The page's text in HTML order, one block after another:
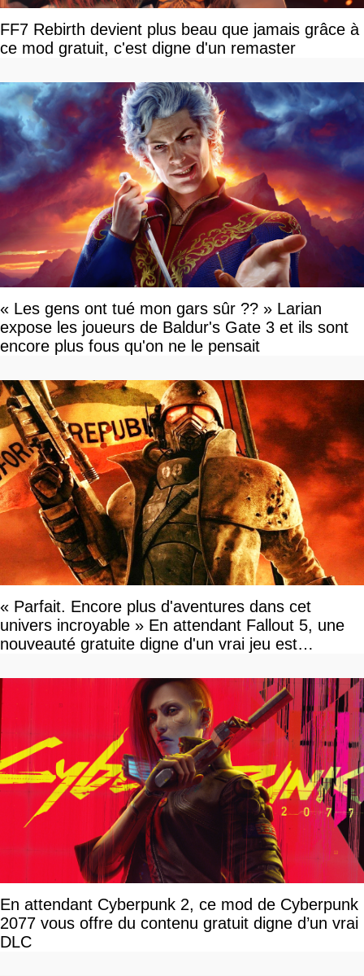
FF7 Rebirth devient plus beau que jamais grâce à
ce mod gratuit, c'est digne d'un remaster
« Les gens ont tué mon gars sûr ?? » Larian
expose les joueurs de Baldur's Gate 3 et ils sont
encore plus fous qu'on ne le pensait
« Parfait. Encore plus d'aventures dans cet
univers incroyable » En attendant Fallout 5, une
nouveauté gratuite digne d'un vrai jeu est
En attendant Cyberpunk 2, ce mod de Cyberpunk
2077 vous offre du contenu gratuit digne d’un vrai
DLC